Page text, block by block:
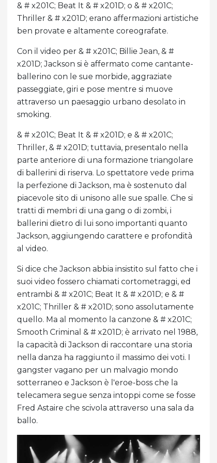
& # x201C; Beat It & # x201D; o & # x201C;
Thriller & # x201D; erano affermazioni artistiche
ben provate e altamente coreografate.
Con il video per & # x201C; Billie Jean, & #
x201D; Jackson si è affermato come cantante-
ballerino con le sue morbide, aggraziate
passeggiate, giri e pose mentre si muove
attraverso un paesaggio urbano desolato in
smoking.
& # x201C; Beat It & # x201D; e & # x201C;
Thriller, & # x201D; tuttavia, presentalo nella
parte anteriore di una formazione triangolare
di ballerini di riserva. Lo spettatore vede prima
la perfezione di Jackson, ma è sostenuto dal
piacevole sito di unisono alle sue spalle. Che si
tratti di membri di una gang o di zombi, i
ballerini dietro di lui sono importanti quanto
Jackson, aggiungendo carattere e profondità
al video.
Si dice che Jackson abbia insistito sul fatto che i
suoi video fossero chiamati cortometraggi, ed
entrambi & # x201C; Beat It & # x201D; e & #
x201C; Thriller & # x201D; sono assolutamente
quello. Ma al momento la canzone & # x201C;
Smooth Criminal & # x201D; è arrivato nel 1988,
la capacità di Jackson di raccontare una storia
nella danza ha raggiunto il massimo dei voti. I
gangster vagano per un malvagio mondo
sotterraneo e Jackson è l'eroe-boss che la
telecamera segue senza intoppi come se fosse
Fred Astaire che scivola attraverso una sala da
ballo.